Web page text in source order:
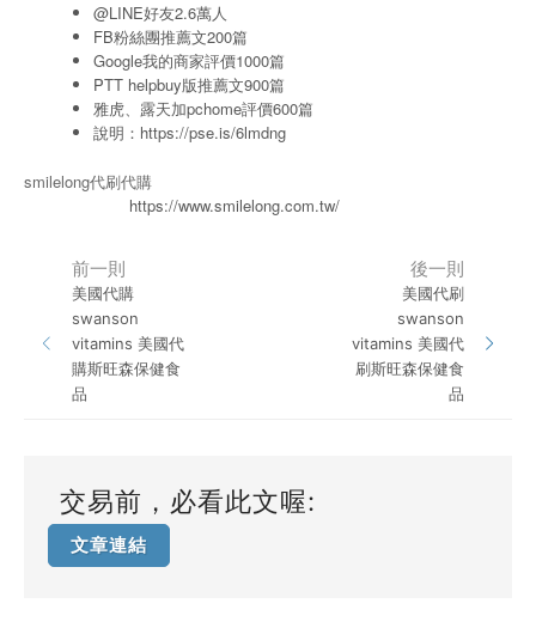
@LINE好友2.6萬人
FB粉絲團推薦文200篇
Google我的商家評價1000篇
PTT helpbuy版推薦文900篇
雅虎、露天加pchome評價600篇
說明： https://pse.is/6lmdng
smilelong代刷代購
https://www.smilelong.com.tw/
前一則
美國代購
swanson
vitamins 美國代
購斯旺森保健食
品
後一則
美國代刷
swanson
vitamins 美國代
刷斯旺森保健食
品
交易前，必看此文喔:
文章連結